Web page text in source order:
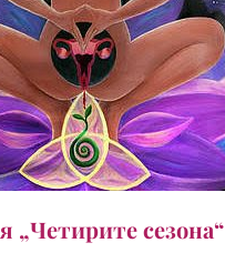
„Четирите сезона“